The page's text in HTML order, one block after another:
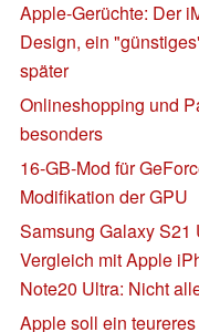
Apple-Gerüchte: Der
Design, ein
später
Onlineshopping und
besonders
16-GB-Mod für
Modifikation der GPU
Samsung Galaxy S21
Vergleich mit Apple
Note20 Ultra: Nicht
Apple soll ein